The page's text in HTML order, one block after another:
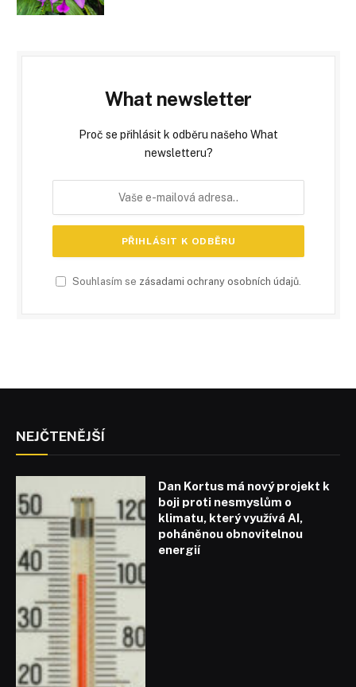
What newsletter
Proč se přihlásit k odběru našeho What
newsletteru?
Souhlasím se zásadami ochrany osobních údajů.
NEJČTENĚJŠÍ
Dan Kortus má nový projekt k
boji proti nesmyslům o
klimatu, který využívá AI,
poháněnou obnovitelnou
energií